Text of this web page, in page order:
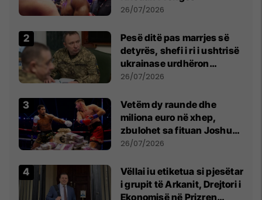
26/07/2026
Pesë ditë pas marrjes së
detyrës, shefi i ri i ushtrisë
ukrainase urdhëron
kontroll të madh
26/07/2026
Vetëm dy raunde dhe
miliona euro në xhep,
zbulohet sa fituan Joshua
e Prenga
26/07/2026
Vëllai iu etiketua si pjesëtar
i grupit të Arkanit, Drejtori i
Ekonomisë në Prizren